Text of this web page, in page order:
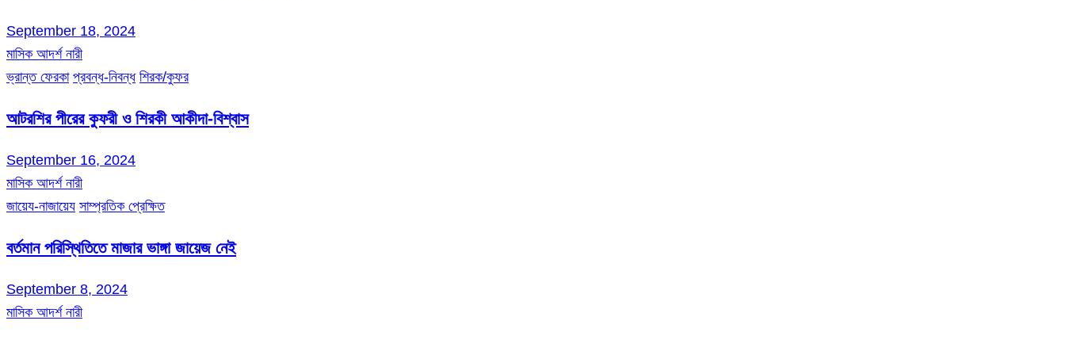
September 18, 2024
মাসিক আদর্শ নারী
ভ্রান্ত ফেরকা প্রবন্ধ-নিবন্ধ শিরক/কুফর
আটরশির পীরের কুফরী ও শিরকী আকীদা-বিশ্বাস
September 16, 2024
মাসিক আদর্শ নারী
জায়েয-নাজায়েয সাম্প্রতিক প্রেক্ষিত
বর্তমান পরিস্থিতিতে মাজার ভাঙ্গা জায়েজ নেই
September 8, 2024
মাসিক আদর্শ নারী